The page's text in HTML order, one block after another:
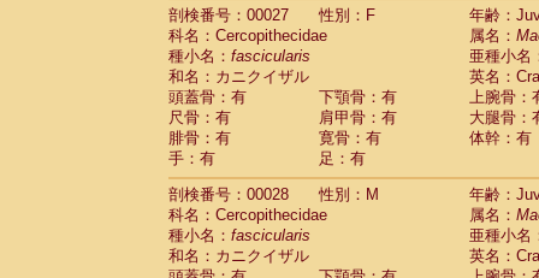
Pitheciidae Pithecia pithecia (0)
Cercopithecidae Cercocebus agilis (0)
Cercopithecidae
Cercocebus
Cercopithecidae
Cercocebus
CercopithecidaeCercocebus
CercopithecidaeCercocebus
CercopithecidaeCercocebus hybrid(2)
CercopithecidaeCercocebus
CercopithecidaeLophocebus
Cercopithecidae
(0)
Cercopithecidae Papio cynocephalus
Cercopithecidae Papio hamadryas(1)
CercopithecidaePapio papio
剖検番号：00027
性別：F
年齢：
科名：Cercopithecidae
属名：
種小名： fascicularis
亜種小名
和名：カニクイザル
英名：
頭蓋骨：有
下顎骨：有
上腕骨：
尺骨：有
肩甲骨：有
大腿骨：
腓骨：有
寛骨：有
体幹：有
手：有
足：有
剖検番号：00028
性別：M
年齢：
科名：Cercopithecidae
属名：
種小名： fascicularis
亜種小名
和名：カニクイザル
英名：